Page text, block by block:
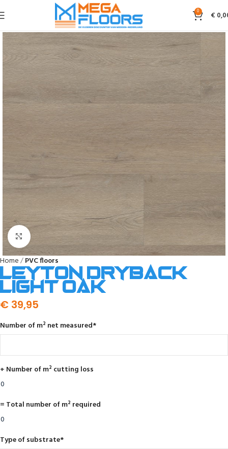
0 €
Home PVC floors
Leyton dryback
light oak
€ 39,95
Number of m² net measured*
+ Number of m² cutting loss
= Total number of m² required
Type of substrate*
Click to enlarge